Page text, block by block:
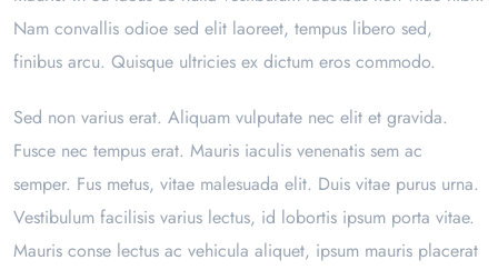
Nam convallis odioe sed elit laoreet, tempus libero sed,
finibus arcu. Quisque ultricies ex dictum eros commodo.
Sed non varius erat. Aliquam vulputate nec elit et gravida.
Fusce nec tempus erat. Mauris iaculis venenatis sem ac
semper. Fus metus, vitae malesuada elit. Duis vitae purus urna.
Vestibulum facilisis varius lectus, id lobortis ipsum porta vitae.
Mauris conse lectus ac vehicula aliquet, ipsum mauris placerat